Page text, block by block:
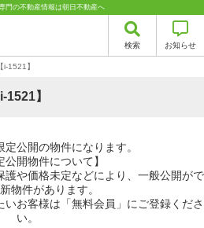
門の不動産情報は朝日不動産へ
検索 お知らせ
1521】
】
定公開の物件になります。
公開物件について】
護や価格未定などにより、一般公開がで
物件があります。
お客様は「無料会員」にご登録くださ
い。